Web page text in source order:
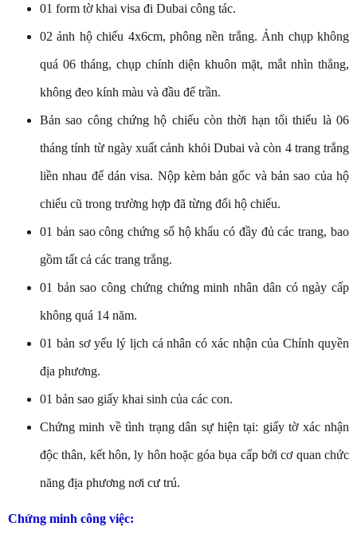
01 form tờ khai visa đi Dubai công tác.
02 ảnh hộ chiếu 4x6cm, phông nền trắng. Ảnh chụp không
quá 06 tháng, chụp chính diện khuôn mặt, mắt nhìn thẳng,
không đeo kính màu và đầu để trần.
Bản sao công chứng hộ chiếu còn thời hạn tối thiểu là 06
tháng tính từ ngày xuất cảnh khỏi Dubai và còn 4 trang trắng
liền nhau để dán visa. Nộp kèm bản gốc và bản sao của hộ
chiếu cũ trong trường hợp đã từng đổi hộ chiếu.
01 bản sao công chứng sổ hộ khẩu có đầy đủ các trang, bao
gồm tất cả các trang trắng.
01 bản sao công chứng chứng minh nhân dân có ngày cấp
không quá 14 năm.
01 bản sơ yếu lý lịch cá nhân có xác nhận của Chính quyền
địa phương.
01 bản sao giấy khai sinh của các con.
Chứng minh về tình trạng dân sự hiện tại: giấy tờ xác nhận
độc thân, kết hôn, ly hôn hoặc góa bụa cấp bởi cơ quan chức
năng địa phương nơi cư trú.
Chứng minh công việc: